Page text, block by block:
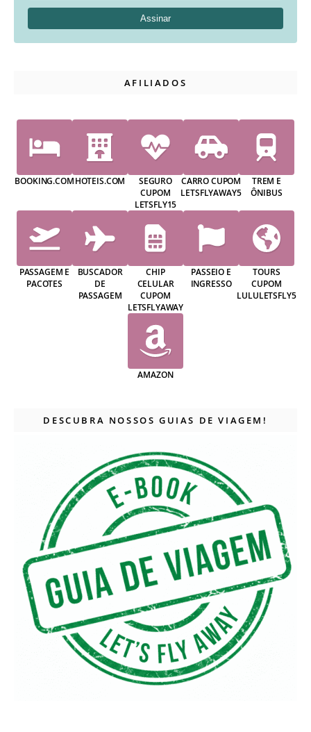
AFILIADOS
BOOKING.COMHOTEIS.COM
SEGURO
CUPOM
LETSFLY15
CARRO CUPOM
LETSFLYAWAY5
TREM E
ÔNIBUS
PASSAGEM E
PACOTES
BUSCADOR
DE
PASSAGEM
CHIP
CELULAR
CUPOM
LETSFLYAWAY
PASSEIO E
INGRESSO
TOURS
CUPOM
LULULETSFLY5
AMAZON
DESCUBRA NOSSOS GUIAS DE VIAGEM!